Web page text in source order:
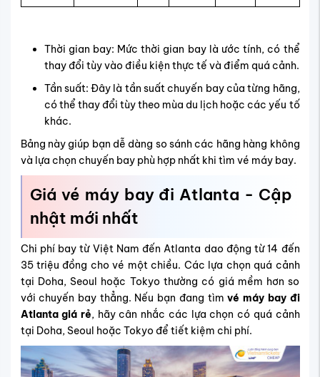
Thời gian bay: Mức thời gian bay là ước tính, có thể
thay đổi tùy vào điều kiện thực tế và điểm quá cảnh.
Tần suất: Đây là tần suất chuyến bay của từng hãng,
có thể thay đổi tùy theo mùa du lịch hoặc các yếu tố
khác.
Bảng này giúp bạn dễ dàng so sánh các hãng hàng không
và lựa chọn chuyến bay phù hợp nhất khi tìm vé máy bay.
Giá vé máy bay đi Atlanta - Cập
nhật mới nhất
Chi phí bay từ Việt Nam đến Atlanta dao động từ 14 đến
35 triệu đồng cho vé một chiều. Các lựa chọn quá cảnh
tại Doha, Seoul hoặc Tokyo thường có giá mềm hơn so
với chuyến bay thẳng. Nếu bạn đang tìmvé máy bay đi
Atlanta giá rẻ, hãy cân nhắc các lựa chọn có quá cảnh
tại Doha, Seoul hoặc Tokyo để tiết kiệm chi phí.